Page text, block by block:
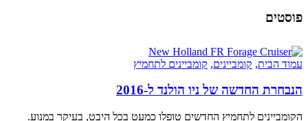
פוסטים
עמוד הבית, קומביינים, קומביינים לתחמיץ
הנבחרת החדשה של ניו הולנד ל-2016
הקומביינים לתחמיץ החדשים טופלו כמעט בכל היבט, בעיקר במנוע.